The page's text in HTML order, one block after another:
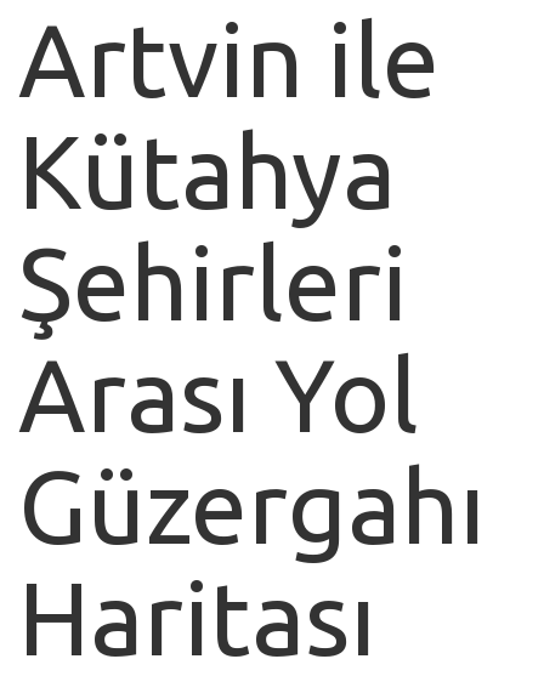
Artvin ile
Kütahya
Şehirleri
Arası Yol
Güzergahı
Haritası